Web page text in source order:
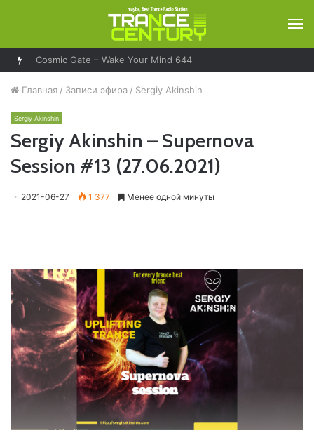
Cosmic Gate – Wake Your Mind 644
Главная / Записи эфира / Sergiy Akinshin
Sergiy Akinshin
Sergiy Akinshin – Supernova
Session #13 (27.06.2021)
2021-06-27 1 377 Менее одной минуты